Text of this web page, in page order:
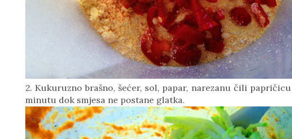
2. Kukuruzno brašno, šećer, sol, papar, narezanu čili
minutu dok smjesa ne postane glatka.